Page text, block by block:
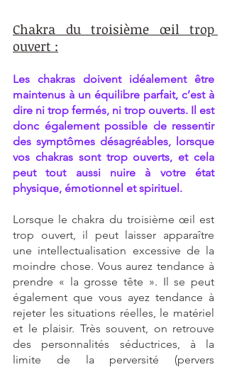
Chakra du troisième œil trop
ouvert :
Les chakras doivent idéalement être
maintenus à un équilibre parfait, c’est à
dire ni trop fermés, ni trop ouverts. Il est
donc également possible de ressentir
des symptômes désagréables, lorsque
vos chakras sont trop ouverts, et cela
peut tout aussi nuire à votre état
physique, émotionnel et spirituel.
Lorsque le chakra du troisième œil est
trop ouvert, il peut laisser apparaître
une intellectualisation excessive de la
moindre chose. Vous aurez tendance à
prendre « la grosse tête ». Il se peut
également que vous ayez tendance à
rejeter les situations réelles, le matériel
et le plaisir. Très souvent, on retrouve
des personnalités séductrices, à la
limite de la perversité (pervers